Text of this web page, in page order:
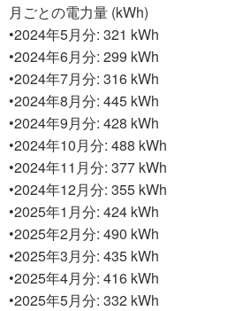
月ごとの電力量 (kWh)
•2024年5月分: 321 kWh
•2024年6月分: 299 kWh
•2024年7月分: 316 kWh
•2024年8月分: 445 kWh
•2024年9月分: 428 kWh
•2024年10月分: 488 kWh
•2024年11月分: 377 kWh
•2024年12月分: 355 kWh
•2025年1月分: 424 kWh
•2025年2月分: 490 kWh
•2025年3月分: 435 kWh
•2025年4月分: 416 kWh
•2025年5月分: 332 kWh